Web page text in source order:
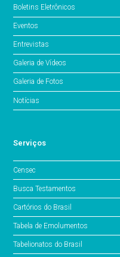
Boletins Eletrônicos
Eventos
Entrevistas
Galeria de Vídeos
Galeria de Fotos
Notícias
Serviços
Censec
Busca Testamentos
Cartórios do Brasil
Tabela de Emolumentos
Tabelionatos do Brasil